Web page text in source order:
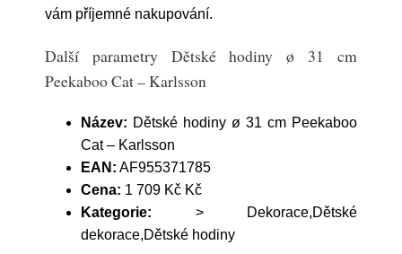
vám příjemné nakupování.
Další parametry Dětské hodiny ø 31 cm
Peekaboo Cat – Karlsson
Název: Dětské hodiny ø 31 cm Peekaboo
Cat – Karlsson
EAN: AF955371785
Cena: 1 709 Kč Kč
Kategorie: > Dekorace,Dětské
dekorace,Dětské hodiny